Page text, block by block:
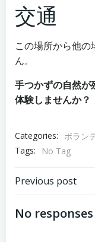
交通
この場所から他
ん。
手つかずの自然が
体験しませんか？
Categories:
ボラン
Tags:
No Tag
Post
Previous post
No